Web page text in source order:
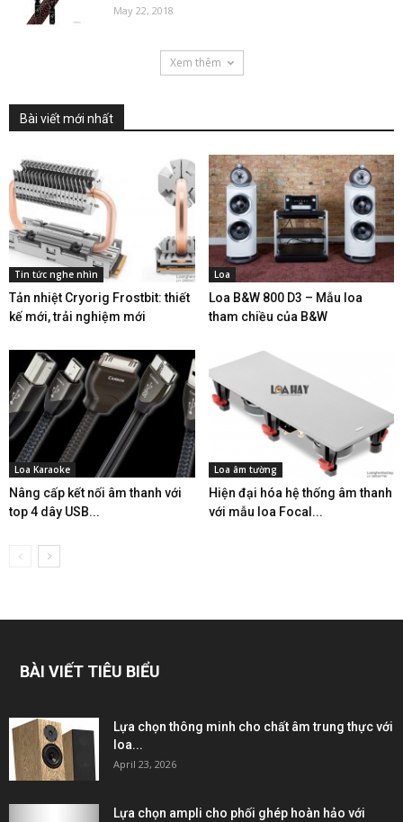
May 22, 2018
Xem thêm
Bài viết mới nhất
Tin tức nghe nhìn
Tản nhiệt Cryorig Frostbit: thiết
kế mới, trải nghiệm mới
Loa
Loa B&W 800 D3 – Mẫu loa
tham chiều của B&W
Loa Karaoke
Nâng cấp kết nối âm thanh với
top 4 dây USB...
Loa âm tường
Hiện đại hóa hệ thống âm thanh
với mẫu loa Focal...
BÀI VIẾT TIÊU BIỂU
Lựa chọn thông minh cho chất âm trung thực với
loa...
April 23, 2026
Lựa chọn ampli cho phối ghép hoàn hảo với